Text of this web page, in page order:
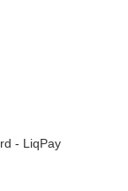
- LiqPay